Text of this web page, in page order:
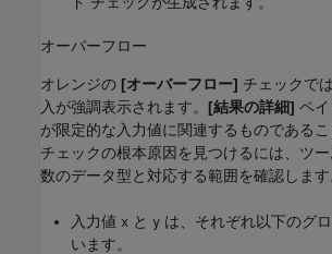
オーバーフロー
オレンジの [オーバーフロー] チェックでは
入が強調表示されます。 [結果の詳細] ペ
が限定的な入力値に関連するものである
チェックの根本原因を見つけるには、ツ
数のデータ型と対応する範囲を確認します
入力値 x と y は、それぞれ以下のグ
います。